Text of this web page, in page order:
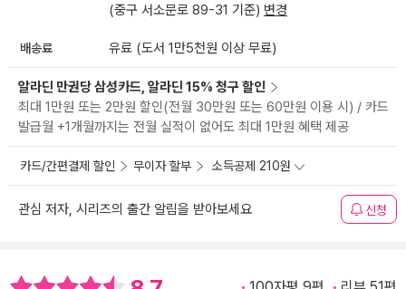
(중구 서소문로 89-31 기준) 변경
배송료 유료 (도서 1만5천원 이상 무료)
알라딘 만권당 삼성카드, 알라딘 15% 청구 할인
최대 1만원 또는 2만원 할인(전월 30만원 또는 60만원 이용 시) / 카드
발급월 +1개월까지는 전월 실적이 없어도 최대 1만원 혜택 제공
카드/간편결제 할인 무이자 할부 소득공제 210원
관심 저자, 시리즈의 출간 알림을 받아보세요 신청